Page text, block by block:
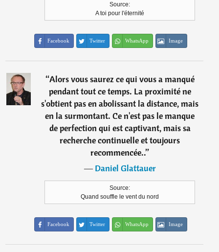
Source:
A toi pour l'éternité
Facebook Twitter WhatsApp Image
“Alors vous saurez ce qui vous a manqué
pendant tout ce temps. La proximité ne
s'obtient pas en abolissant la distance, mais
en la surmontant. Ce n'est pas le manque
de perfection qui est captivant, mais sa
recherche continuelle et toujours
recommencée..”
―Daniel Glattauer
Source:
Quand souffle le vent du nord
Facebook Twitter WhatsApp Image